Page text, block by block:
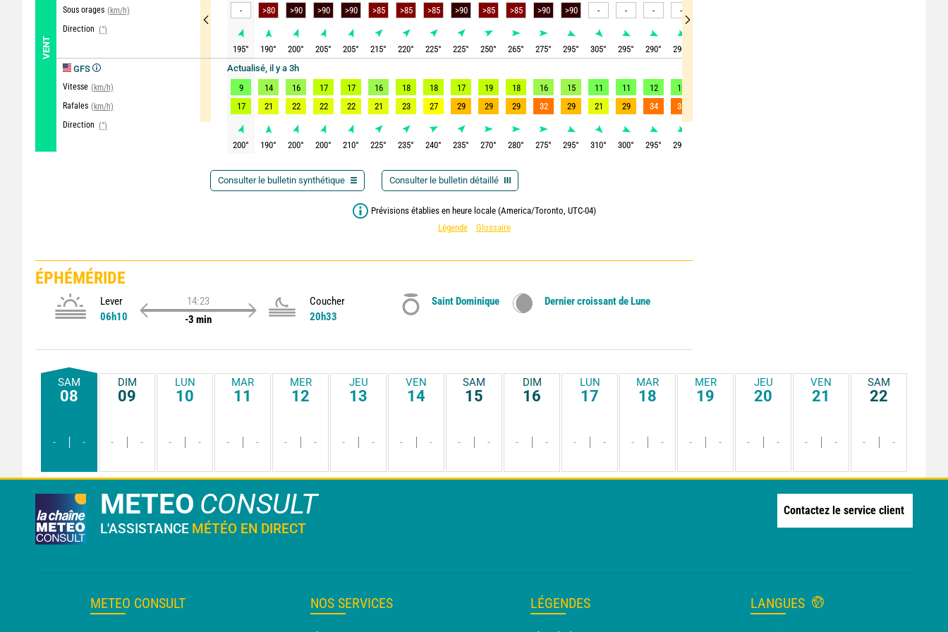
VENT
Sous orages (km/h)
Direction (°)
GFS
Vitesse (km/h)
Rafales (km/h)
Direction (°)
-
- - - -
195° 190° 200° 205° 205° 215° 220° 225° 225° 250° 265° 275° 295° 305° 295° 290° 290
Actualisé, il y a 3h
9
14 16 17 17 16 18 18 17 19 18 16 15 11 11 12 12
17
21 22 22 22 21 23 27 29 29 29 32 29 21 29 34 34
200° 190° 200° 200° 210° 225° 235° 240° 235° 270° 280° 275° 295° 310° 300° 295° 290
Consulter le bulletin synthétique Consulter le bulletin détaillé
Prévisions établies en heure locale (America/Toronto, UTC-04)
Légende
Glossaire
ÉPHÉMÉRIDE
Lever
06h10
14:23
-3 min
Coucher
20h33
Saint Dominique Dernier croissant de Lune
SAM
08
- -
DIM
09
- -
LUN
10
- -
MAR
11
- -
MER
12
- -
JEU
13
- -
VEN
14
- -
SAM
15
- -
DIM
16
- -
LUN
17
- -
MAR
18
- -
MER
19
- -
JEU
20
- -
VEN
21
- -
SAM
22
- -
METEO CONSULT
L'ASSISTANCE MÉTÉO EN DIRECT
Contactez le service client
METEO CONSULT NOS SERVICES LÉGENDES LANGUES